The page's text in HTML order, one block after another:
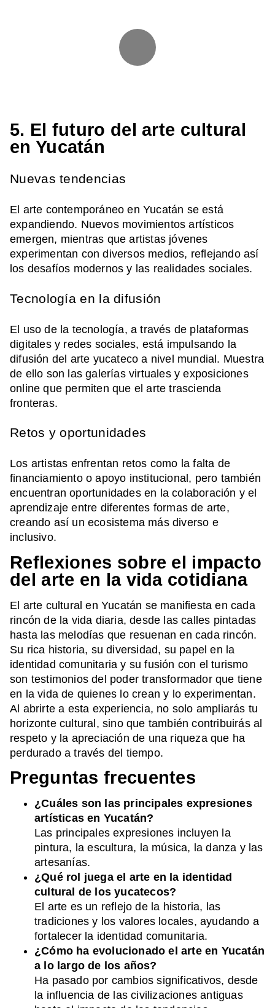
5. El futuro del arte cultural
en Yucatán
Nuevas tendencias
El arte contemporáneo en Yucatán se está
expandiendo. Nuevos movimientos artísticos
emergen, mientras que artistas jóvenes
experimentan con diversos medios, reflejando así
los desafíos modernos y las realidades sociales.
Tecnología en la difusión
El uso de la tecnología, a través de plataformas
digitales y redes sociales, está impulsando la
difusión del arte yucateco a nivel mundial. Muestra
de ello son las galerías virtuales y exposiciones
online que permiten que el arte trascienda
fronteras.
Retos y oportunidades
Los artistas enfrentan retos como la falta de
financiamiento o apoyo institucional, pero también
encuentran oportunidades en la colaboración y el
aprendizaje entre diferentes formas de arte,
creando así un ecosistema más diverso e
inclusivo.
Reflexiones sobre el impacto
del arte en la vida cotidiana
El arte cultural en Yucatán se manifiesta en cada
rincón de la vida diaria, desde las calles pintadas
hasta las melodías que resuenan en cada rincón.
Su rica historia, su diversidad, su papel en la
identidad comunitaria y su fusión con el turismo
son testimonios del poder transformador que tiene
en la vida de quienes lo crean y lo experimentan.
Al abrirte a esta experiencia, no solo ampliarás tu
horizonte cultural, sino que también contribuirás al
respeto y la apreciación de una riqueza que ha
perdurado a través del tiempo.
Preguntas frecuentes
¿Cuáles son las principales expresiones
artísticas en Yucatán?
Las principales expresiones incluyen la
pintura, la escultura, la música, la danza y las
artesanías.
¿Qué rol juega el arte en la identidad
cultural de los yucatecos?
El arte es un reflejo de la historia, las
tradiciones y los valores locales, ayudando a
fortalecer la identidad comunitaria.
¿Cómo ha evolucionado el arte en Yucatán
a lo largo de los años?
Ha pasado por cambios significativos, desde
la influencia de las civilizaciones antiguas